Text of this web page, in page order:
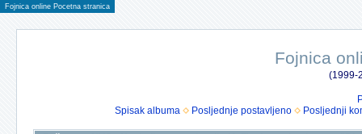
Fojnica online Pocetna stranica
Fojnica
(1999-
Spisak albuma
Posljednje postavljeno Posljednji